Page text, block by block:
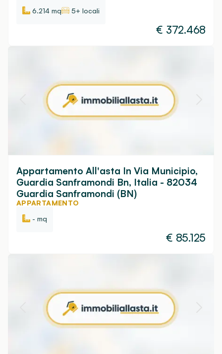
6.214 mq
5+ locali
€ 372.468
Appartamento All'asta In Via Municipio,
Guardia Sanframondi Bn, Italia - 82034
Guardia Sanframondi (BN)
APPARTAMENTO
- mq
€ 85.125